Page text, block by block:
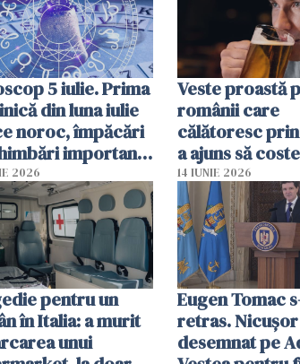
5 iulie. Prima
din luna iulie
noroc, împăcări
importante
câteva zodii
2026
Veste proastă
românii care
călătoresc
a ajuns să
de bere
14 IUNIE 2026
pentru un
în Italia: a murit
unui
Eugen Tomac
retras. Nicușor
desemnat pe